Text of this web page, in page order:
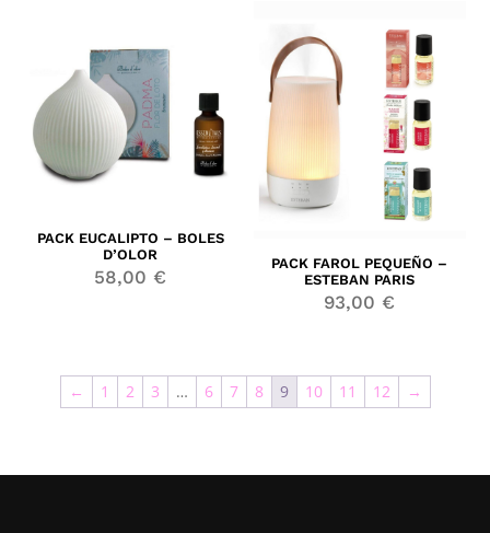
PACK EUCALIPTO – BOLES
D’OLOR
58,00 €
PACK FAROL PEQUEÑO –
ESTEBAN PARIS
93,00 €
← 1 2 3 … 6 7 8 9 10 11 12 →